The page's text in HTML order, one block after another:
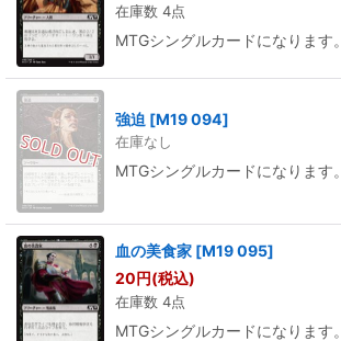
在庫数 4点
MTGシングルカードになります。
強迫 [M19 094]
在庫なし
MTGシングルカードになります。
血の美食家 [M19 095]
20円(税込)
在庫数 4点
MTGシングルカードになります。